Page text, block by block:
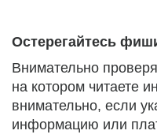
Остерегайтесь
Внимательно
на котором читаете
внимательно, если
информацию или